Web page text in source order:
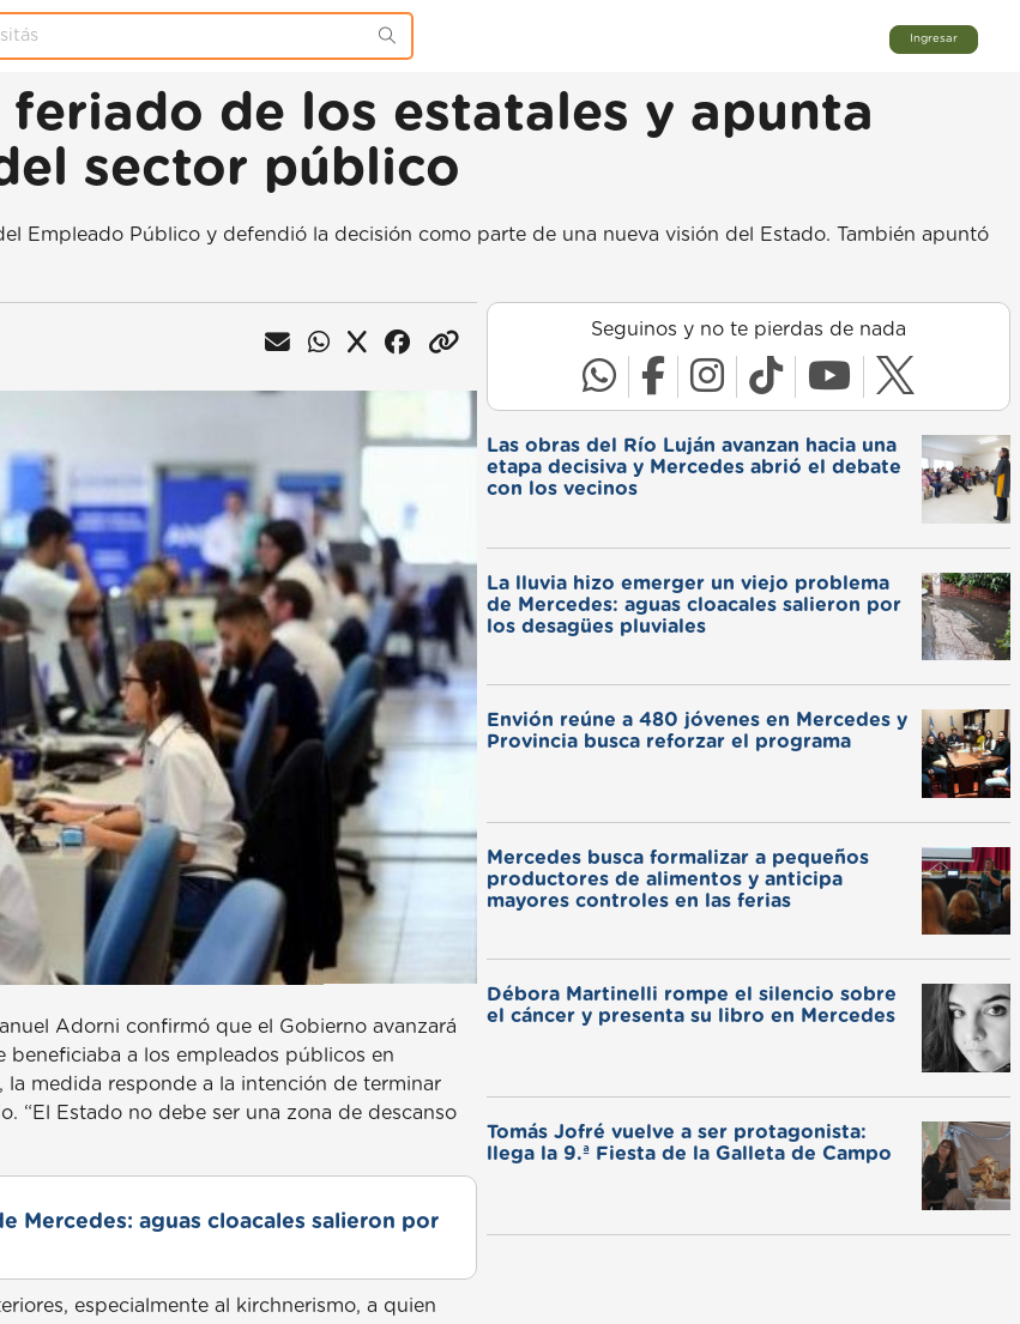
Ingresar
de los estatales y apunta
sector público
Empleado Público y defendió la decisión como parte de una nueva visión del Estado. También apuntó
Adorni confirmó que el Gobierno avanzará
a los empleados públicos en
medida responde a la intención de terminar
“El Estado no debe ser una zona de descanso
Mercedes: aguas cloacales salieron por
especialmente al kirchnerismo, a quien
Seguinos y no te pierdas de nada
Las obras del Río Luján avanzan hacia una
etapa decisiva y Mercedes abrió el debate
con los vecinos
La lluvia hizo emerger un viejo problema
de Mercedes: aguas cloacales salieron por
los desagües pluviales
Envión reúne a 480 jóvenes en Mercedes y
Provincia busca reforzar el programa
Mercedes busca formalizar a pequeños
productores de alimentos y anticipa
mayores controles en las ferias
Débora Martinelli rompe el silencio sobre
el cáncer y presenta su libro en Mercedes
Tomás Jofré vuelve a ser protagonista:
llega la 9.ª Fiesta de la Galleta de Campo